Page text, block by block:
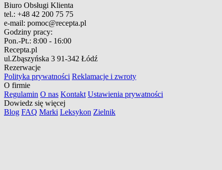
Biuro Obsługi Klienta
tel.: +48 42 200 75 75
e-mail: pomoc@recepta.pl
Godziny pracy:
Pon.-Pt.: 8:00 - 16:00
Recepta.pl
ul.Zbąszyńska 3 91-342 Łódź
Rezerwacje
Polityka prywatności Reklamacje i zwroty
O firmie
Regulamin O nas Kontakt Ustawienia prywatności
Dowiedz się więcej
Blog FAQ Marki Leksykon Zielnik